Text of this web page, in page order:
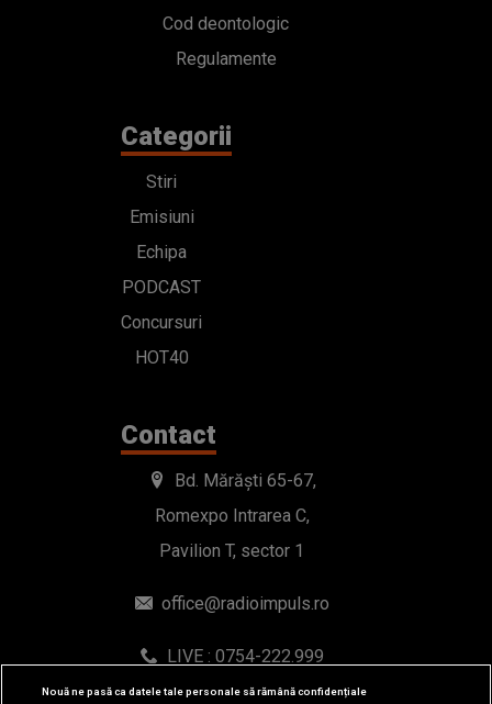
Cod deontologic
Regulamente
Categorii
Stiri
Emisiuni
Echipa
PODCAST
Concursuri
HOT40
Contact
Bd. Mărăști 65-67,
Romexpo Intrarea C,
Pavilion T, sector 1
office@radioimpuls.ro
LIVE : 0754-222.999
WhatsApp: 0754-222.999
Nouă ne pasă ca datele tale personale să rămână confidențiale